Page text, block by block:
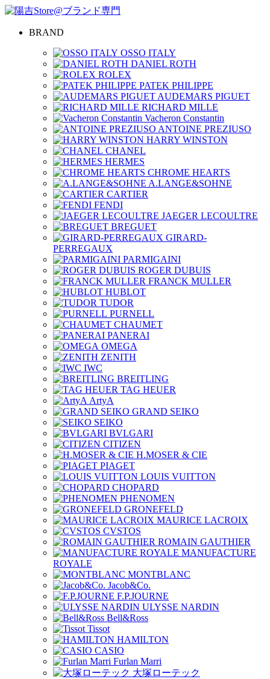
BRAND
OSSO ITALY
DANIEL ROTH
ROLEX
PATEK PHILIPPE
AUDEMARS PIGUET
RICHARD MILLE
Vacheron Constantin
ANTOINE PREZIUSO
HARRY WINSTON
CHANEL
HERMES
CHROME HEARTS
A.LANGE&SOHNE
CARTIER
FENDI
JAEGER LECOULTRE
BREGUET
GIRARD-
PERREGAUX
PARMIGAINI
ROGER DUBUIS
FRANCK MULLER
HUBLOT
TUDOR
PURNELL
CHAUMET
PANERAI
OMEGA
ZENITH
IWC
BREITLING
TAG HEUER
ArtyA
GRAND SEIKO
SEIKO
BVLGARI
CITIZEN
H.MOSER & CIE
PIAGET
LOUIS VUITTON
CHOPARD
PHENOMEN
GRONEFELD
MAURICE LACROIX
CVSTOS
ROMAIN GAUTHIER
MANUFACTURE
ROYALE
MONTBLANC
Jacob&Co.
F.P.JOURNE
ULYSSE NARDIN
Bell&Ross
Tissot
HAMILTON
CASIO
Furlan Marri
大塚ローテック